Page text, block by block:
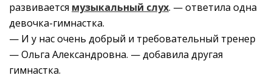
развивается музыкальный слух. — ответила одна
девочка-гимнастка.
— И у нас очень добрый и требовательный тренер
— Ольга Александровна. — добавила другая
гимнастка.